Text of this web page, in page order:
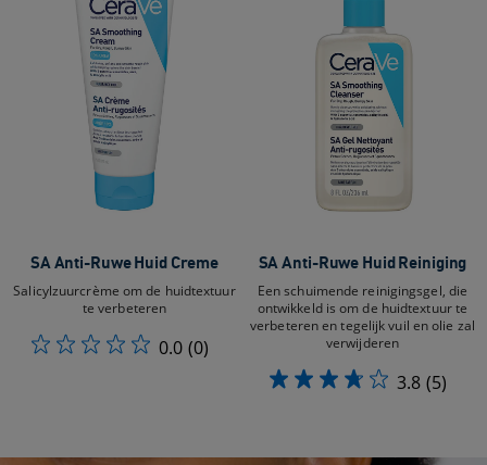
SA Anti-Ruwe Huid Creme
Salicylzuurcrème om de huidtextuur
te verbeteren
0.0 (0)
SA Anti-Ruwe Huid Reiniging
Een schuimende reinigingsgel, die
ontwikkeld is om de huidtextuur te
verbeteren en tegelijk vuil en olie zal
verwijderen
3.8 (5)